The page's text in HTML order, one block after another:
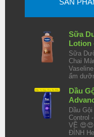
SẢN
Sữa
Lotion
Sữa
Chai
ẩm
Dầu
Dầu
Control
VỀ
ĐỈNH